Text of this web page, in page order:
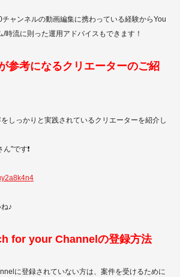
ャンネルの動画編集に携わっている経験からYou
時流に則った運用アドバイスもできます！
参考になるクリエーターのご紹
しっかりと実践されているクリエーターを紹介し
"です❗️
♪
for your Channelの登録方法
に登録されていない方は、案件を受けるために